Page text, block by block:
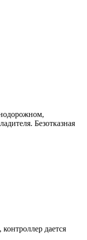
Безотказная
дается